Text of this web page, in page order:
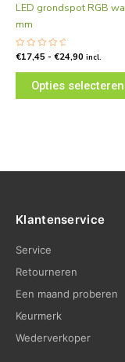
LED grondspot RGB
mm
Gewaardeerd
0
€17,45 - €24,90 incl.
Opties selecteren
Klantenservice
Service
Retourneren
Een maand proberen
Keurmerk
Wederverkoper